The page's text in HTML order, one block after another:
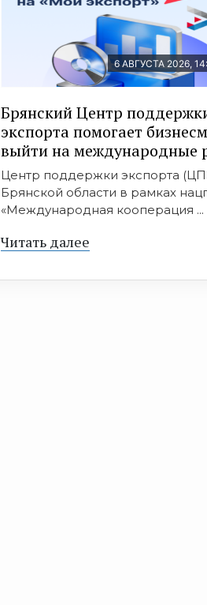
6 АВГУСТА 2026,
Брянский Центр
экспорта помогает
выйти на международные
Центр поддержки экспорта
Брянской области в рамках
«Международная кооперация ...
Читать далее